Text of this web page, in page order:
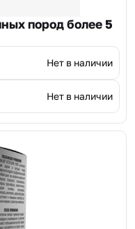
пород более 5
Нет в наличии
Нет в наличии